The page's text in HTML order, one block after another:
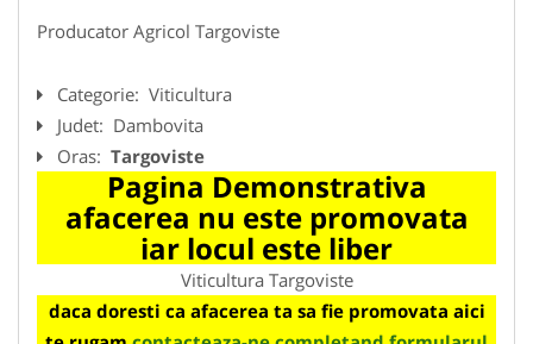
Producator Agricol Targoviste
Categorie: Viticultura
Judet: Dambovita
Oras: Targoviste
Pagina Demonstrativa
afacerea nu este promovata
iar locul este liber
Viticultura Targoviste
daca doresti ca afacerea ta sa fie promovata aici